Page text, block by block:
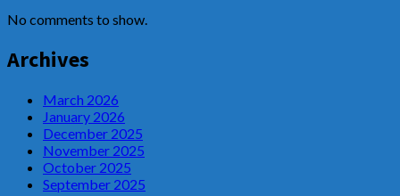
No comments to show.
Archives
March 2026
January 2026
December 2025
November 2025
October 2025
September 2025